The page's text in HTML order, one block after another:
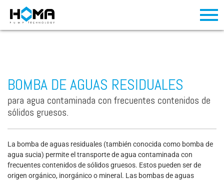
BOMBA DE AGUAS RESIDUALES
para agua contaminada con frecuentes contenidos de
sólidos gruesos.
La bomba de aguas residuales (también conocida como bomba de
agua sucia) permite el transporte de agua contaminada con
frecuentes contenidos de sólidos gruesos. Estos pueden ser de
origen orgánico, inorgánico o mineral. Las bombas de aguas